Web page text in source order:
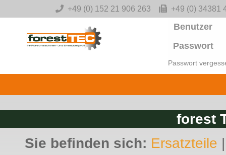
+49 (0) 152 21 906 263 +49 (0) 34381
Benutzer
Passwort
Passwort
forest
Sie befinden sich: Ersatzteile